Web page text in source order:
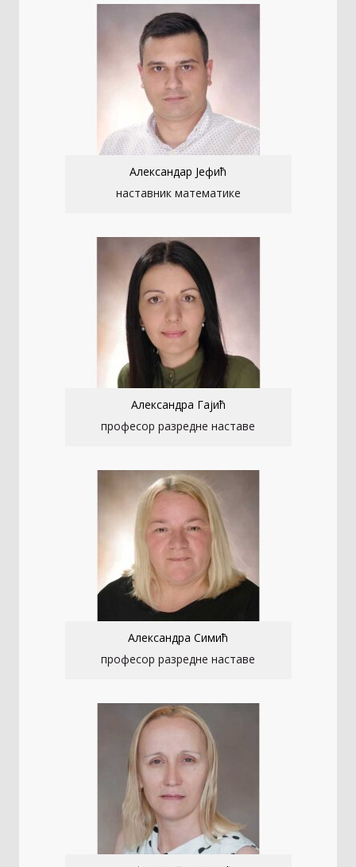
Александар Јефић
наставник математике
Александра Гајић
професор разредне наставе
Александра Симић
професор разредне наставе